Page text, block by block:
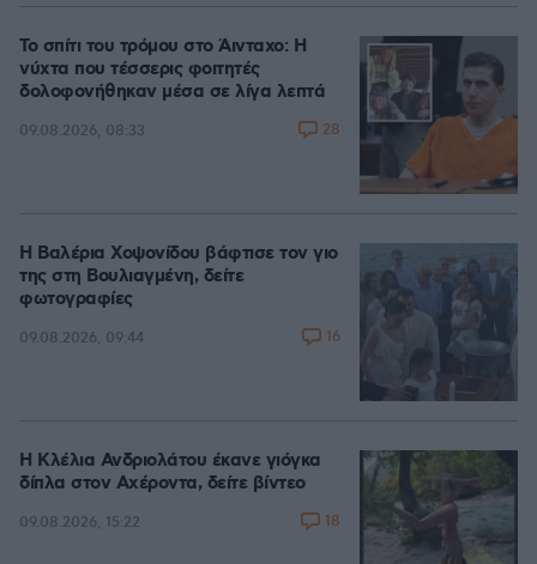
Το σπίτι του τρόμου στο Άινταχο: Η
νύχτα που τέσσερις φοιτητές
δολοφονήθηκαν μέσα σε λίγα λεπτά
09.08.2026, 08:33 28
Η Βαλέρια Χοψονίδου βάφτισε τον γιο
της στη Βουλιαγμένη, δείτε
φωτογραφίες
09.08.2026, 09:44 16
Η Κλέλια Ανδριολάτου έκανε γιόγκα
δίπλα στον Αχέροντα, δείτε βίντεο
09.08.2026, 15:22 18